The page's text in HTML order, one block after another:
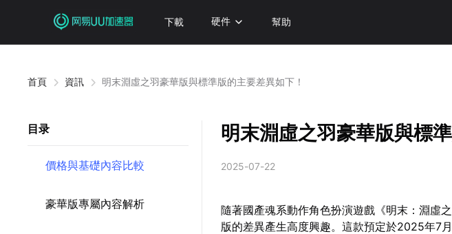
下載 硬件 幫助
首頁 資訊 明末淵虛之羽豪華版與標準版的主要差異如下！
目录
價格與基礎內容比較
豪華版專屬內容解析
明末淵虛之羽豪華版與標
2025-07-22
隨著國產魂系動作角色扮演遊戲《明末：淵虛
版的差異產生高度興趣。這款預定於2025年7